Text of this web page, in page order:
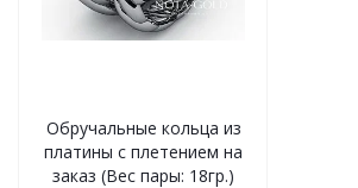
Обручальные кольца из
платины с плетением на
заказ (Вес пары: 18гр.)